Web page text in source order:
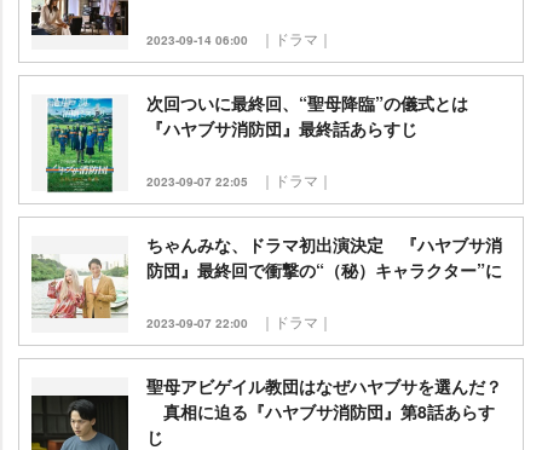
2023-09-14 06:00 ｜ドラマ｜
次回ついに最終回、“聖母降臨”の儀式とは
『ハヤブサ消防団』最終話あらすじ
2023-09-07 22:05 ｜ドラマ｜
ちゃんみな、ドラマ初出演決定 『ハヤブサ消
防団』最終回で衝撃の“（秘）キャラクター”に
2023-09-07 22:00 ｜ドラマ｜
聖母アビゲイル教団はなぜハヤブサを選んだ？
真相に迫る『ハヤブサ消防団』第8話あらす
じ